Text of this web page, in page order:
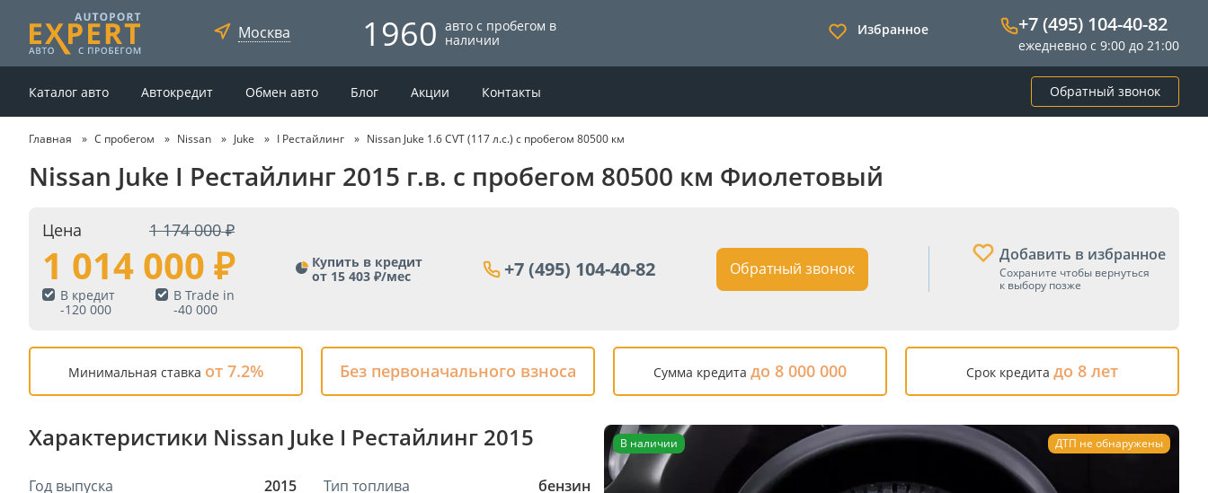
Москва 1960 авто с пробегом в
наличии
Избранное +7 (495) 104-40-82
ежедневно с 9:00 до 21:00
Каталог авто Автокредит Обмен авто Блог Акции Контакты Обратный звонок
Главная С пробегом Nissan Juke I Рестайлинг Nissan Juke 1.6 CVT (117 л.с.) с пробегом 80500 км
Nissan Juke I Рестайлинг 2015 г.в. с пробегом 80500 км Фиолетовый
Цена 1 174 000
1 014 000
В кредит
-120 000
В Trade in
-40 000
Купить в кредит
от 15 403 ₽/мес
+7 (495) 104-40-82 Обратный звонок
Добавить в избранное
Сохраните чтобы вернуться
к выбору позже
Минимальная ставка от 7.2% Без первоначального взноса Сумма кредита до 8 000 000 Срок кредита до 8 лет
Характеристики Nissan Juke I Рестайлинг 2015
Год выпуска 2015 Тип топлива бензин
В наличии ДТП не обнаружены